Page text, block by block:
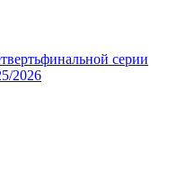
серии
2026